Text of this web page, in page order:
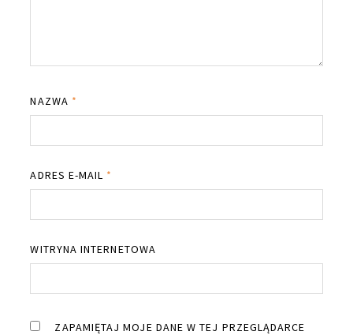
NAZWA *
ADRES E-MAIL *
WITRYNA INTERNETOWA
ZAPAMIĘTAJ MOJE DANE W TEJ PRZEGLĄDARCE